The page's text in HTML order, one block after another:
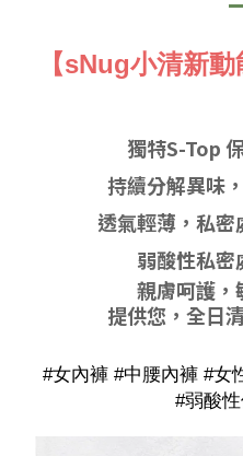
【sNug小清新動
獨特S-Top
持續分解異味
透氣輕薄，私密
弱酸性私密
親膚呵護，
提供您，全日
#女內褲 #中腰內褲 #女
#弱酸